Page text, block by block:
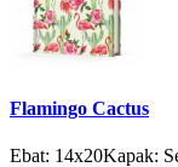
Flamingo Cactus
Ebat: 14x20Kapak: